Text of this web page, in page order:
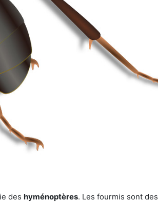
des hyménoptères. Les fourmis sont des